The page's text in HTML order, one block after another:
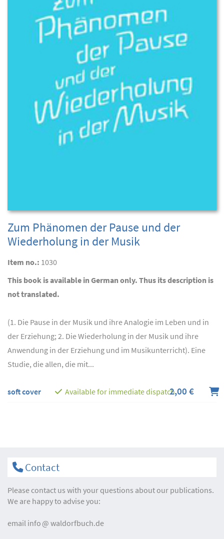
Zum Phänomen der Pause und der
Wiederholung in der Musik
Item no.: 1030
This book is available in German only. Thus its description is
not translated.
(1. Die Pause in der Musik und ihre Analogie im Leben und in
der Erziehung; 2. Die Wiederholung in der Musik und ihre
Anwendung in der Erziehung und im Musikunterricht). Eine
Studie, die allen, die mit...
soft cover Available for immediate dispatch2,00 €
Contact
Please contact us with your questions about our publications.
We are happy to advise you:
email info waldorfbuch.de